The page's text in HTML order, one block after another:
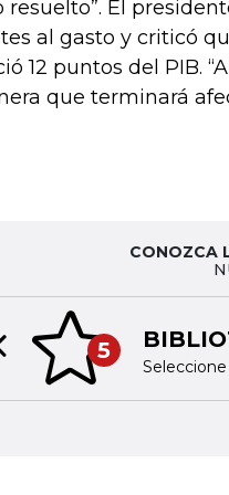
resuelto”. El
al gasto y criticó
12 puntos del PIB.
que terminará
CONOZCA
5
Previous slide